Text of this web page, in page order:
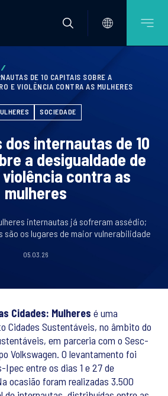
DE 10 CAPITAIS SOBRE A
E VIOLÊNCIA CONTRA AS MULHERES
SOCIEDADE
internautas de 10
a desigualdade de
contra as
mulheres
internautas já sofreram assédio;
são os lugares de maior vulnerabilidade
05.03.26
Cidades: Mulheres é uma
Cidades Sustentáveis, no âmbito do
em parceria com o Sesc-
Volkswagen. O levantamento foi
entre os dias 1 e 27 de
ocasião foram realizadas 3.500